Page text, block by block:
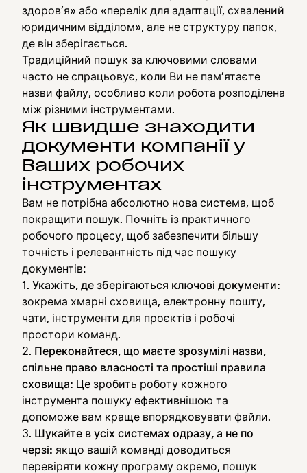
здоров’я» або «перелік для адаптації, схвалений
юридичним відділом», але не структуру папок,
де він зберігається.
Традиційний пошук за ключовими словами
часто не спрацьовує, коли Ви не пам’ятаєте
назви файлу, особливо коли робота розподілена
між різними інструментами.
Як швидше знаходити
документи компанії у
Ваших робочих
інструментах
Вам не потрібна абсолютно нова система, щоб
покращити пошук. Почніть із практичного
робочого процесу, щоб забезпечити більшу
точність і релевантність під час пошуку
документів:
Укажіть, де зберігаються ключові документи:
зокрема хмарні сховища, електронну пошту,
чати, інструменти для проєктів і робочі
простори команд.
Переконайтеся, що маєте зрозумілі назви,
спільне право власності та простіші правила
сховища: Це зробить роботу кожного
інструмента пошуку ефективнішою та
допоможе вам краще впорядковувати файли.
Шукайте в усіх системах одразу, а не по
черзі: якщо вашій команді доводиться
перевіряти кожну програму окремо, пошук